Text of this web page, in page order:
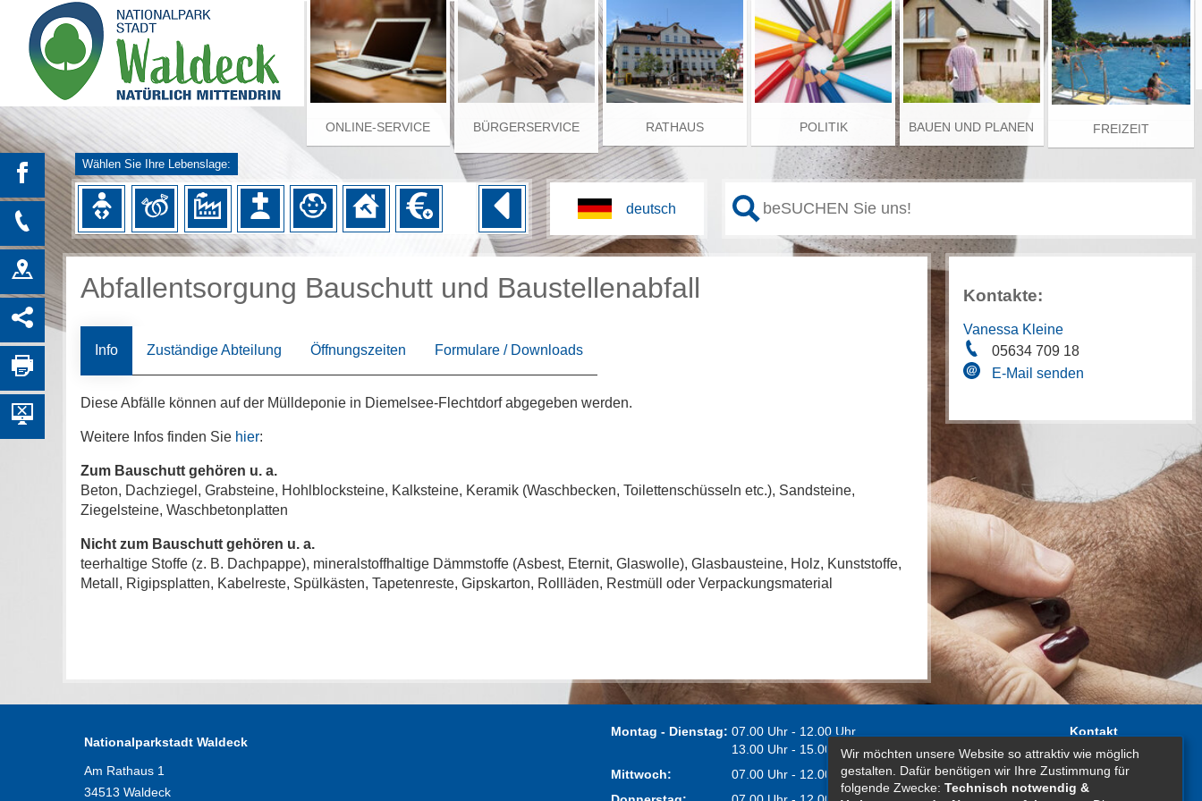
ONLINE-SERVICE BÜRGERSERVICE RATHAUS POLITIK BAUEN UND PLANEN FREIZEIT
Wählen Sie Ihre Lebenslage:
Abfallentsorgung Bauschutt und Baustellenabfall
Info Zuständige Abteilung Öffnungszeiten Formulare / Downloads
Diese Abfälle können auf der Mülldeponie in Diemelsee-Flechtdorf abgegeben werden.
Weitere Infos finden Sie hier:
Zum Bauschutt gehören u. a.
Beton, Dachziegel, Grabsteine, Hohlblocksteine, Kalksteine, Keramik (Waschbecken, Toilettenschüsseln etc.), Sandsteine,
Ziegelsteine, Waschbetonplatten
Nicht zum Bauschutt gehören u. a.
teerhaltige Stoffe (z. B. Dachpappe), mineralstoffhaltige Dämmstoffe (Asbest, Eternit, Glaswolle), Glasbausteine, Holz, Kunststoffe,
Metall, Rigipsplatten, Kabelreste, Spülkästen, Tapetenreste, Gipskarton, Rollläden, Restmüll oder Verpackungsmaterial
Kontakte:
Vanessa Kleine
05634 709 18
E-Mail senden
Nationalparkstadt Waldeck
Am Rathaus 1
34513 Waldeck
Montag - Dienstag: 07.00 Uhr - 12.00 Uhr
13.00 Uhr - 15.00 Uhr
Mittwoch:
07.00 Uhr - 12.00 Uhr
Kontakt
Impressum
Erklärung zur
Wir möchten unsere Website so attraktiv wie möglich
gestalten. Dafür benötigen wir Ihre Zustimmung für
folgende Zwecke: Technisch notwendig &